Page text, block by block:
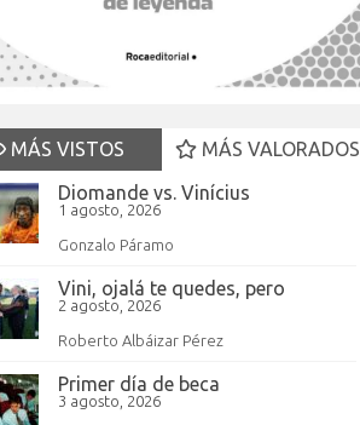
MÁS VISTOS
MÁS VALORADOS
Diomande vs. Vinícius
1 agosto, 2026
Gonzalo Páramo
Vini, ojalá te quedes, pero
2 agosto, 2026
Roberto Albáizar Pérez
Primer día de beca
3 agosto, 2026